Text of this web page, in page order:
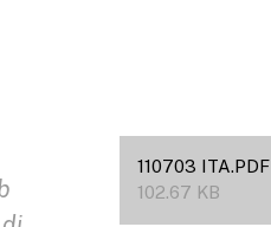
110703 ITA.PDF
102.67 KB